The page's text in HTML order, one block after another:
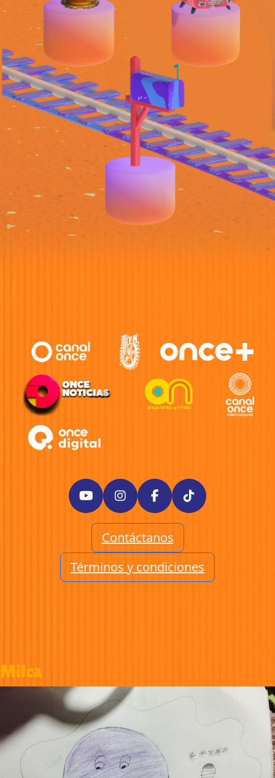
Contáctanos
Términos y condiciones
Milca